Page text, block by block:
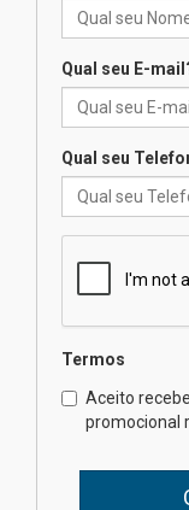
Qual seu E-
Qual seu
Termos
Aceito
promocional